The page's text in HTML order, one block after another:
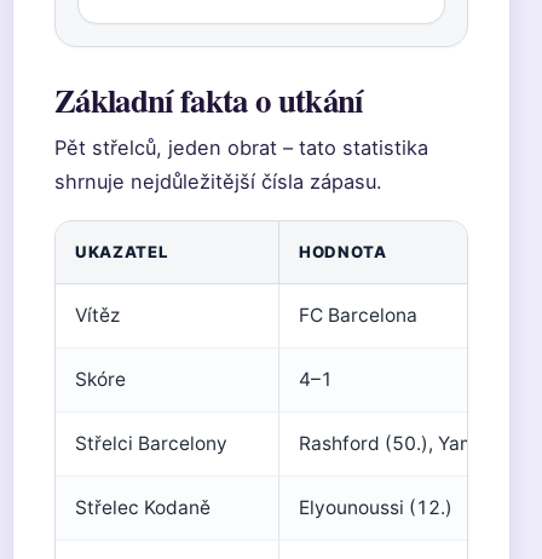
Základní fakta o utkání
Pět střelců, jeden obrat – tato statistika
shrnuje nejdůležitější čísla zápasu.
UKAZATEL HODNOTA
Vítěz FC Barcelona
Skóre 4–1
Střelci Barcelony Rashford (50.), Yamal
Střelec Kodaně Elyounoussi (12.)